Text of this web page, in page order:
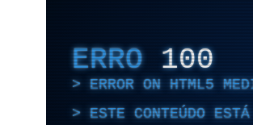
ERRO 100
ERROR ON HTML5
ESTE CONTEÚDO